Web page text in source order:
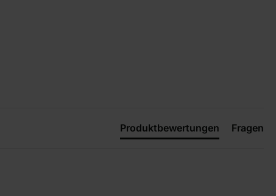
Produktbewertungen Fragen